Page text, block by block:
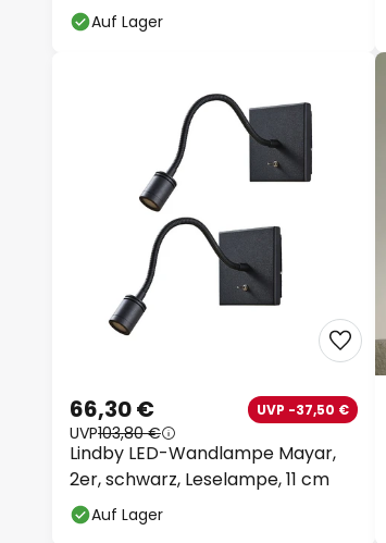
Auf Lager
Lindby LED-Wandlampe Mayar,
2er, schwarz, Leselampe, 11 cm
66,30 € UVP -37,50 €
UVP103,80 €
Auf Lager